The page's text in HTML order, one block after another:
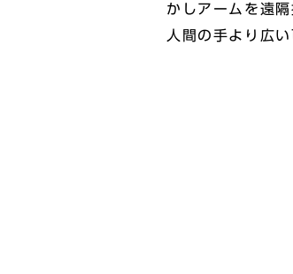
かしアームを遠
人間の手より広